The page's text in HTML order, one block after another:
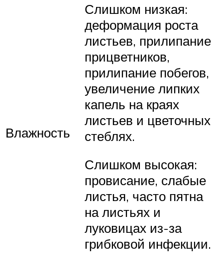
Влажность
Слишком низкая:
деформация роста
листьев, прилипание
прицветников,
прилипание побегов,
увеличение липких
капель на краях
листьев и цветочных
стеблях.
Слишком высокая:
провисание, слабые
листья, часто пятна
на листьях и
луковицах из-за
грибковой инфекции.